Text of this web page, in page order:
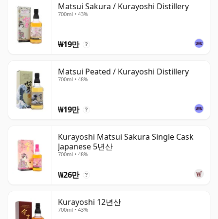
Matsui Sakura / Kurayoshi Distillery
700ml • 43%
₩19만 ?
Matsui Peated / Kurayoshi Distillery
700ml • 48%
₩19만 ?
Kurayoshi Matsui Sakura Single Cask
Japanese 5년산
700ml • 48%
₩26만 ?
Kurayoshi 12년산
700ml • 43%